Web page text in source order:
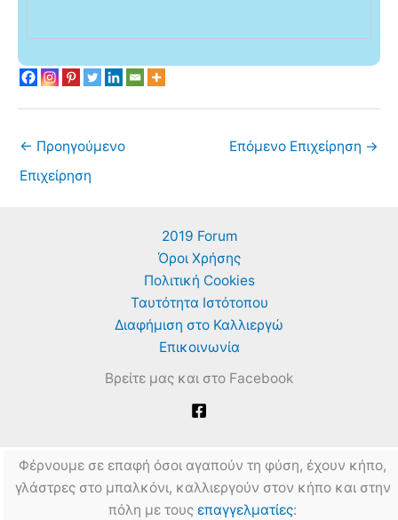
← Προηγούμενο
Επιχείρηση
Επόμενο Επιχείρηση →
2019 Forum
Όροι Χρήσης
Πολιτική Cookies
Ταυτότητα Ιστότοπου
Διαφήμιση στο Καλλιεργώ
Επικοινωνία
Βρείτε μας και στο Facebook
Φέρνουμε σε επαφή όσοι αγαπούν τη φύση, έχουν κήπο,
γλάστρες στο μπαλκόνι, καλλιεργούν στον κήπο και στην
πόλη με τους επαγγελματίες: